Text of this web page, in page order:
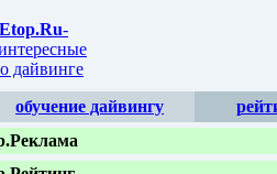
-
дайвинге
обучение дайвингу